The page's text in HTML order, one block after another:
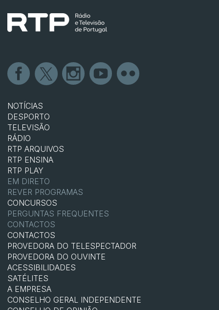
NOTÍCIAS
DESPORTO
TELEVISÃO
RÁDIO
RTP ARQUIVOS
RTP ENSINA
RTP PLAY
EM DIRETO
REVER PROGRAMAS
CONCURSOS
PERGUNTAS FREQUENTES
CONTACTOS
CONTACTOS
PROVEDORA DO TELESPECTADOR
PROVEDORA DO OUVINTE
ACESSIBILIDADES
SATÉLITES
A EMPRESA
CONSELHO GERAL INDEPENDENTE